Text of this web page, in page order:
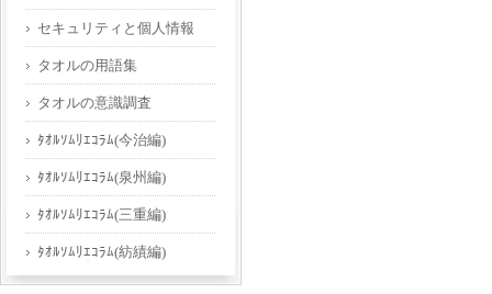
セキュリティと個人情報
タオルの用語集
タオルの意識調査
ﾀｵﾙｿﾑﾘｴｺﾗﾑ(今治編)
ﾀｵﾙｿﾑﾘｴｺﾗﾑ(泉州編)
ﾀｵﾙｿﾑﾘｴｺﾗﾑ(三重編)
ﾀｵﾙｿﾑﾘｴｺﾗﾑ(紡績編)